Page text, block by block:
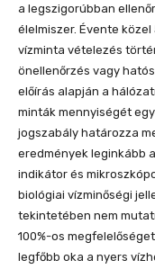
a legszigorúbban
élelmiszer. Évente közel
vízminta vételezés
önellenőrzés vagy
előírás alapján a
minták mennyiségét
jogszabály határozza
eredmények leginkább
indikátor és
biológiai vízminőségi
tekintetében nem
100%-os
legfőbb oka a nyers